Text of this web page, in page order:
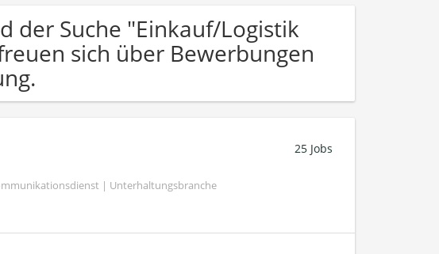
der Suche "Einkauf/Logistik
sich über Bewerbungen
| Unterhaltungsbranche
25 Jobs